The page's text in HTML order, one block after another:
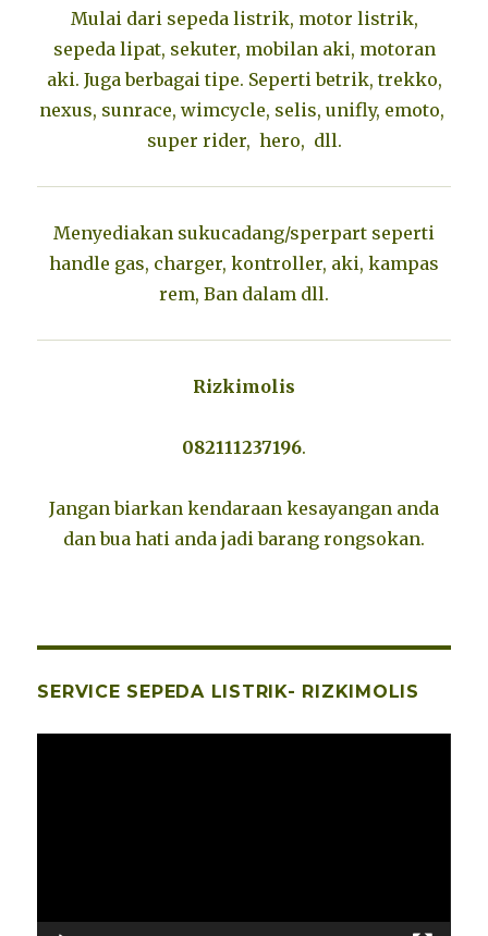
Mulai dari sepeda listrik, motor listrik,
sepeda lipat, sekuter, mobilan aki, motoran
aki. Juga berbagai tipe. Seperti betrik, trekko,
nexus, sunrace, wimcycle, selis, unifly, emoto,
super rider, hero, dll.
Menyediakan sukucadang/sperpart seperti
handle gas, charger, kontroller, aki, kampas
rem, Ban dalam dll.
Rizkimolis
082111237196.
Jangan biarkan kendaraan kesayangan anda
dan bua hati anda jadi barang rongsokan.
SERVICE SEPEDA LISTRIK- RIZKIMOLIS